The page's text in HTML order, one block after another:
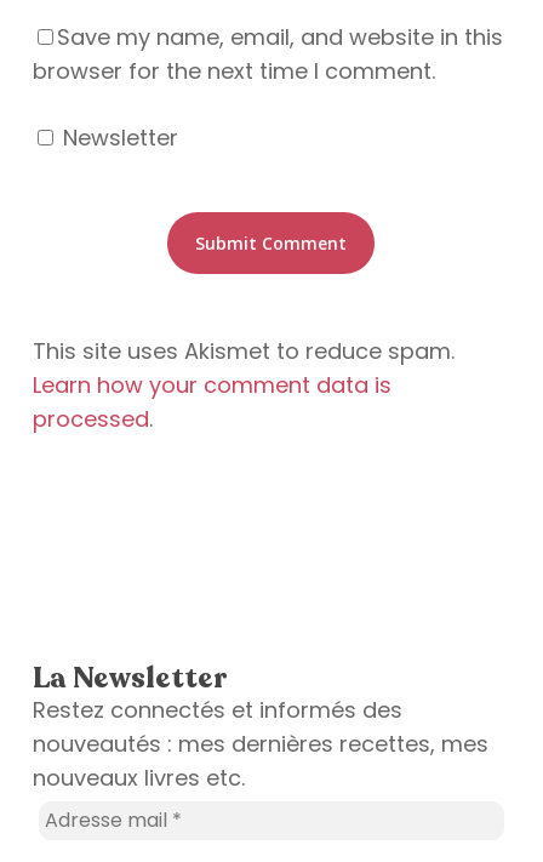
Save my name, email, and website in this
browser for the next time I comment.
Newsletter
This site uses Akismet to reduce spam.
Learn how your comment data is
processed.
La Newsletter
Restez connectés et informés des
nouveautés : mes dernières recettes, mes
nouveaux livres etc.